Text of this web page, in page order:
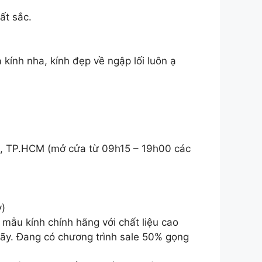
sắc.
nha, kính đẹp về ngập lối luôn ạ
(mở cửa từ 09h15 – 19h00 các
kính chính hãng với chất liệu cao
Đang có chương trình sale 50% gọng